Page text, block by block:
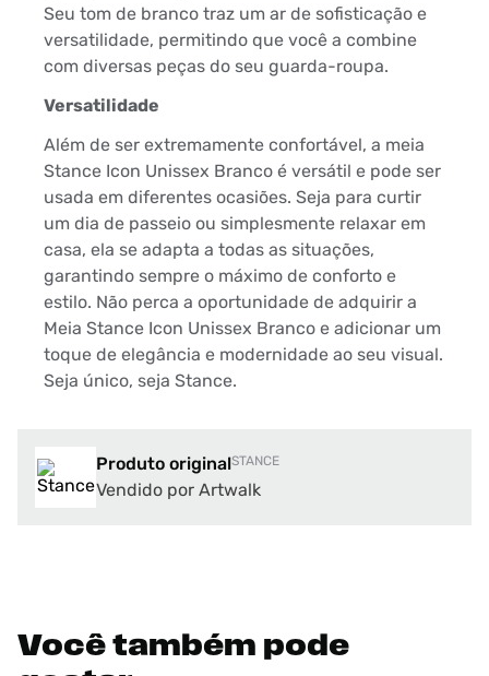
Seu tom de branco traz um ar de sofisticação e
versatilidade, permitindo que você a combine
com diversas peças do seu guarda-roupa.
Versatilidade
Além de ser extremamente confortável, a meia
Stance Icon Unissex Branco é versátil e pode ser
usada em diferentes ocasiões. Seja para curtir
um dia de passeio ou simplesmente relaxar em
casa, ela se adapta a todas as situações,
garantindo sempre o máximo de conforto e
estilo. Não perca a oportunidade de adquirir a
Meia Stance Icon Unissex Branco e adicionar um
toque de elegância e modernidade ao seu visual.
Seja único, seja Stance.
Produto originalSTANCE
Vendido por Artwalk
Você também pode